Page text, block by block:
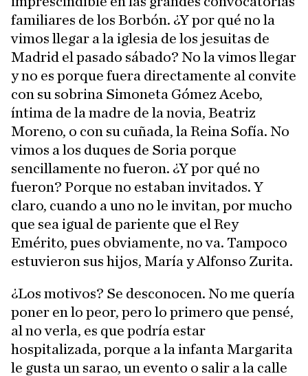
familiares de los Borbón. ¿Y por qué no la
vimos llegar a la iglesia de los jesuitas de
Madrid el pasado sábado? No la vimos llegar
y no es porque fuera directamente al convite
con su sobrina Simoneta Gómez Acebo,
íntima de la madre de la novia, Beatriz
Moreno, o con su cuñada, la Reina Sofía. No
vimos a los duques de Soria porque
sencillamente no fueron. ¿Y por qué no
fueron? Porque no estaban invitados. Y
claro, cuando a uno no le invitan, por mucho
que sea igual de pariente que el Rey
Emérito, pues obviamente, no va. Tampoco
estuvieron sus hijos, María y Alfonso Zurita.
¿Los motivos? Se desconocen. No me quería
poner en lo peor, pero lo primero que pensé,
al no verla, es que podría estar
hospitalizada, porque a la infanta Margarita
le gusta un sarao, un evento o salir a la calle